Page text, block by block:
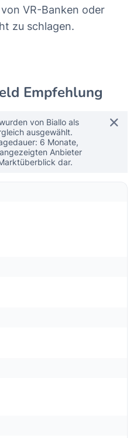
VR-Banken oder
zu schlagen.
Empfehlung
von Biallo als
ausgewählt.
6 Monate,
Anbieter
dar.